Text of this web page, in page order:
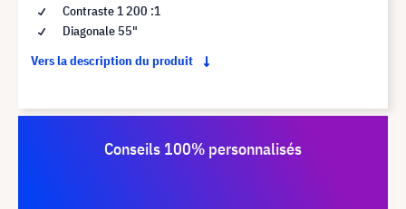
Contraste 1 200 :1
Diagonale 55"
Vers la description du produit
Conseils 100% personnalisés